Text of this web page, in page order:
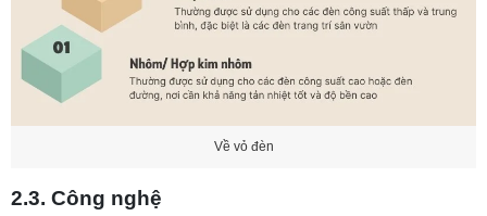
Về vỏ đèn
2.3. Công nghệ